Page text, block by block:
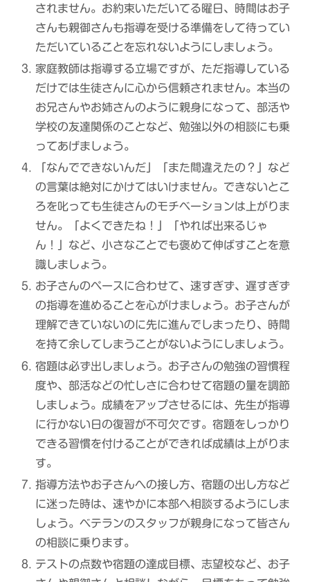
されません。お約束いただいてる曜日、時間はお子
さんも親御さんも指導を受ける準備をして待ってい
ただいていることを忘れないようにしましょう。
家庭教師は指導する立場ですが、ただ指導している
だけでは生徒さんに心から信頼されません。本当の
お兄さんやお姉さんのように親身になって、部活や
学校の友達関係のことなど、勉強以外の相談にも乗
ってあげましょう。
「なんでできないんだ」「また間違えたの？」など
の言葉は絶対にかけてはいけません。できないとこ
ろを叱っても生徒さんのモチベーションは上がりま
せん。「よくできたね！」「やれば出来るじゃ
ん！」など、小さなことでも褒めて伸ばすことを意
識しましょう。
お子さんのペースに合わせて、速すぎず、遅すぎず
の指導を進めることを心がけましょう。お子さんが
理解できていないのに先に進んでしまったり、時間
を持て余してしまうことがないようにしましょう。
宿題は必ず出しましょう。お子さんの勉強の習慣程
度や、部活などの忙しさに合わせて宿題の量を調節
しましょう。成績をアップさせるには、先生が指導
に行かない日の復習が不可欠です。宿題をしっかり
できる習慣を付けることができれば成績は上がりま
す。
指導方法やお子さんへの接し方、宿題の出し方など
に迷った時は、速やかに本部へ相談するようにしま
しょう。ベテランのスタッフが親身になって皆さん
の相談に乗ります。
テストの点数や宿題の達成目標、志望校など、お子